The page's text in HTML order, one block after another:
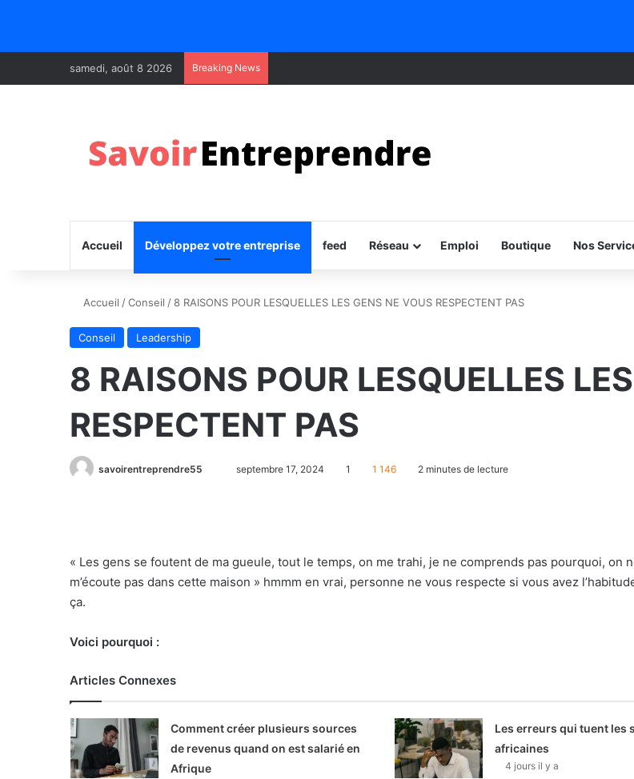
samedi, août 8 2026 Breaking News
Accueil Développez votre entreprise feed Réseau Emploi Boutique Nos
Accueil /Conseil /8 RAISONS POUR LESQUELLES LES GENS NE VOUS RESPECTENT PAS
Conseil Leadership
8 RAISONS POUR LESQUELLES
RESPECTENT PAS
savoirentreprendre55 septembre 17, 2024 1 1 146 2 minutes de lecture
« Les gens se foutent de ma gueule, tout le temps, on me trahi, je ne comprends pas pourquoi, on
m’écoute pas dans cette maison » hmmm en vrai, personne ne vous respecte si vous avez
ça.
Voici pourquoi :
Articles Connexes
Comment créer plusieurs sources
de revenus quand on est salarié en
Afrique
Les erreurs qui tuent les
africaines
4 jours il y a